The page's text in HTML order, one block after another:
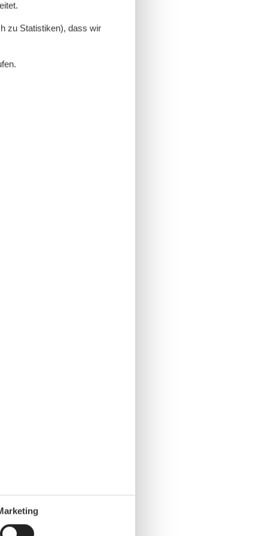
zu Statistiken), dass wir